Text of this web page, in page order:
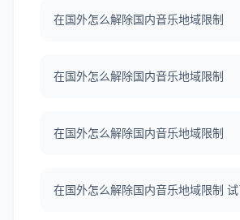
在国外怎么解除国内音乐地域限制
在国外怎么解除国内音乐地域限制
在国外怎么解除国内音乐地域限制